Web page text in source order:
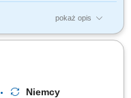
pokaż opis
w stanach surowych
Niemcy